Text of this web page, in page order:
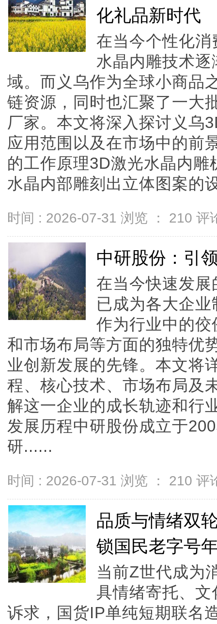
化礼品新时代
在当今个性化
水晶内雕技术
域。而义乌作为全球小商品
链资源，同时也汇聚了一大
厂家。本文将深入探讨义乌
应用范围以及在市场中的前
的工作原理3D激光水晶内
水晶内部雕刻出立体图案的
时间 : 2026-07-31 浏览 ： 210 评
中研股份：引
在当今快速发
已成为各大企
作为行业中的
和市场布局等方面的独特优
业创新发展的先锋。本文将
程、核心技术、市场布局及
解这一企业的成长轨迹和行
发展历程中研股份成立于
研......
时间 : 2026-07-31 浏览 ： 210 评
品质与情绪双
锁国民老字号
当前Z世代成为
具情绪寄托、
诉求，国货IP单纯短期联名